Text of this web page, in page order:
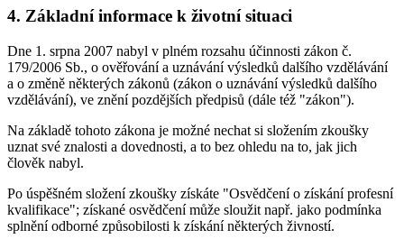
4. Základní informace k životní situaci
Dne 1. srpna 2007 nabyl v plném rozsahu účinnosti zákon č.
179/2006 Sb., o ověřování a uznávání výsledků dalšího vzdělávání
a o změně některých zákonů (zákon o uznávání výsledků dalšího
vzdělávání), ve znění pozdějších předpisů (dále též "zákon").
Na základě tohoto zákona je možné nechat si složením zkoušky
uznat své znalosti a dovednosti, a to bez ohledu na to, jak jich
člověk nabyl.
Po úspěšném složení zkoušky získáte "Osvědčení o získání profesní
kvalifikace"; získané osvědčení může sloužit např. jako podmínka
splnění odborné způsobilosti k získání některých živností.